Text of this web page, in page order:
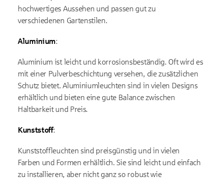
hochwertiges Aussehen und passen gut zu
verschiedenen Gartenstilen.
Aluminium:
Aluminium ist leicht und korrosionsbeständig. Oft wird es
mit einer Pulverbeschichtung versehen, die zusätzlichen
Schutz bietet. Aluminiumleuchten sind in vielen Designs
erhältlich und bieten eine gute Balance zwischen
Haltbarkeit und Preis.
Kunststoff:
Kunststoffleuchten sind preisgünstig und in vielen
Farben und Formen erhältlich. Sie sind leicht und einfach
zu installieren, aber nicht ganz so robust wie